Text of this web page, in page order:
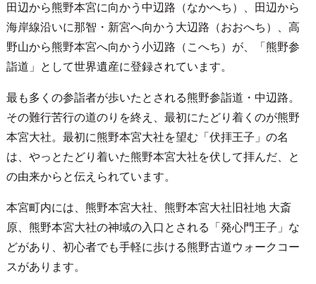
田辺から熊野本宮に向かう中辺路（なかへち）、田辺から
海岸線沿いに那智・新宮へ向かう大辺路（おおへち）、高
野山から熊野本宮へ向かう小辺路（こへち）が、「熊野参
詣道」として世界遺産に登録されています。
最も多くの参詣者が歩いたとされる熊野参詣道・中辺路。
その難行苦行の道のりを終え、最初にたどり着くのが熊野
本宮大社。最初に熊野本宮大社を望む「伏拝王子」の名
は、やっとたどり着いた熊野本宮大社を伏して拝んだ、と
の由来からと伝えられています。
本宮町内には、熊野本宮大社、熊野本宮大社旧社地 大斎
原、熊野本宮大社の神域の入口とされる「発心門王子」な
どがあり、初心者でも手軽に歩ける熊野古道ウォークコー
スがあります。